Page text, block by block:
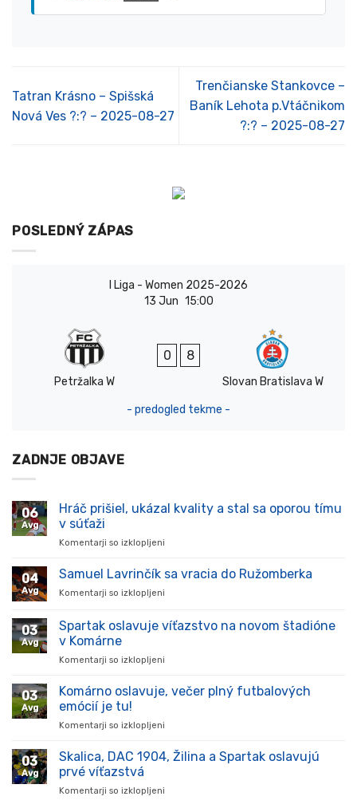
Tatran Krásno – Spišská
Nová Ves ?:? – 2025-08-27
Trenčianske Stankovce –
Baník Lehota p.Vtáčnikom
?:? – 2025-08-27
POSLEDNÝ ZÁPAS
I Liga - Women 2025-2026
13 Jun 15:00
Petržalka W
0 8
Slovan Bratislava W
- predogled tekme -
ZADNJE OBJAVE
06
Avg
Hráč prišiel, ukázal kvality a stal sa oporou tímu
v súťaži
Komentarji so izklopljeni
prišiel,
stal
súťaži
04
Avg
Samuel Lavrinčík sa vracia do Ružomberka
Komentarji so izklopljeni
Lavrinčík
03
Avg
Spartak oslavuje víťazstvo na novom štadióne
v Komárne
Komentarji so izklopljeni
oslavuje
v
03
Avg
Komárno oslavuje, večer plný futbalových
emócií je tu!
Komentarji so izklopljeni
oslavuje,
03
Avg
Skalica, DAC 1904, Žilina a Spartak oslavujú
prvé víťazstvá
Komentarji so izklopljeni